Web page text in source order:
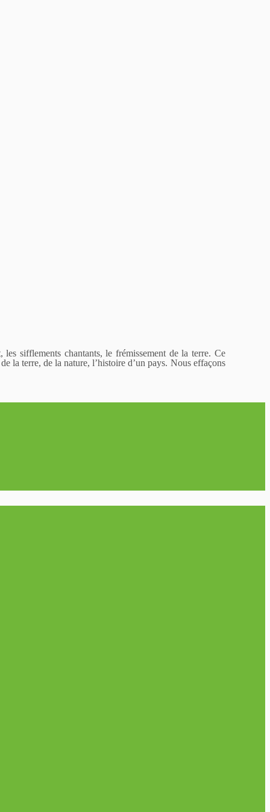
sifflements chantants, le frémissement de la terre. Ce
la terre, de la nature, l’histoire d’un pays. Nous effaçons